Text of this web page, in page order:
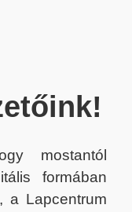
mostantól
formában
a Lapcentrum